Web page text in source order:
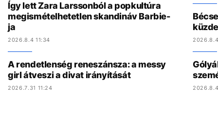
Így lett Zara Larssonból a popkultúra
megismételhetetlen skandináv Barbie-
ja
2026.8.4 11:34
A rendetlenség reneszánsza: a messy
girl átveszi a divat irányítását
2026.7.31 11:24